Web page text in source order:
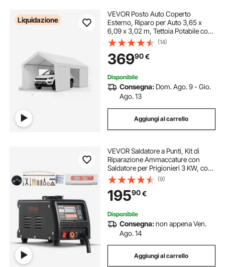
Liquidazione
VEVOR Posto Auto Coperto
Esterno, Riparo per Auto 3,65 x
6,09 x 3,02 m, Tettoia Potabile con
Pareti Laterali e Porta Rimovibili,
Resistente ai Raggi UV e all'Acqua,
per Auto e Barca, Bianco
(14)
36990€
Disponibile
Consegna: Dom. Ago. 9 - Gio.
Ago. 13
Aggiungi al carrello
VEVOR Saldatore a Punti, Kit di
Riparazione Ammaccature con
Saldatore per Prigionieri 3 KW, con
Saldatura a Punti Automatica
Manuale e 9 Modalità, Estrattore
per Ammaccature, per Auto e
Camion
(9)
19590€
Disponibile
Consegna:non appena Ven.
Ago. 14
Aggiungi al carrello